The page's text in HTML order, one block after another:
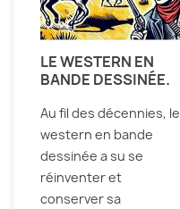
LE WESTERN EN
BANDE DESSINÉE.
Au fil des décennies, le
western en bande
dessinée a su se
réinventer et
conserver sa